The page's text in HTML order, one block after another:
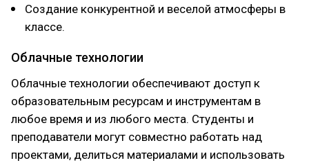
Создание конкурентной и веселой атмосферы в
классе.
Облачные технологии
Облачные технологии обеспечивают доступ к
образовательным ресурсам и инструментам в
любое время и из любого места. Студенты и
преподаватели могут совместно работать над
проектами, делиться материалами и использовать